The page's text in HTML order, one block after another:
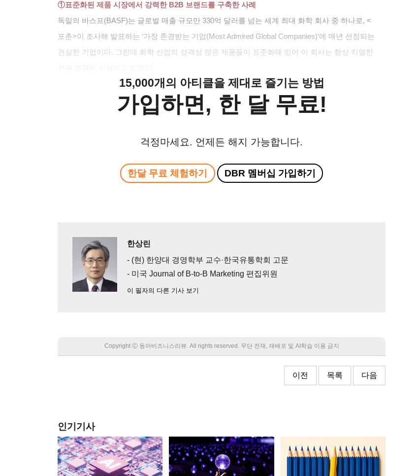
①표준화된 제품 시장에서 강력한 B2B 브랜드를 구축한 사례
독일의 바스프(BASF)는 글로벌 매출 규모만 330억 달러를 넘는 세계 최대 화학 회사 중 하나로, <
포춘>이 조사해 발표하는 ‘가장 존경받는 기업(Most Admired Global Companies)’에 매년 선정되는
건실한 기업이다. 그런데 화학 산업의 성격상 많은 제품들이 표준화돼 있어 이 회사는 항상 치열한
15,000개의 아티클을 제대로 즐기는 방법
가입하면, 한 달 무료!
걱정마세요. 언제든 해지 가능합니다.
한달 무료 체험하기 DBR 멤버십 가입하기
한상린
- (현) 한양대 경영학부 교수·한국유통학회 고문
- 미국 Journal of B-to-B Marketing 편집위원
이 필자의 다른 기사 보기
Copyright Ⓒ 동아비즈니스리뷰. All rights reserved. 무단 전재, 재배포 및 AI학습 이용 금지
이전 목록 다음
인기기사